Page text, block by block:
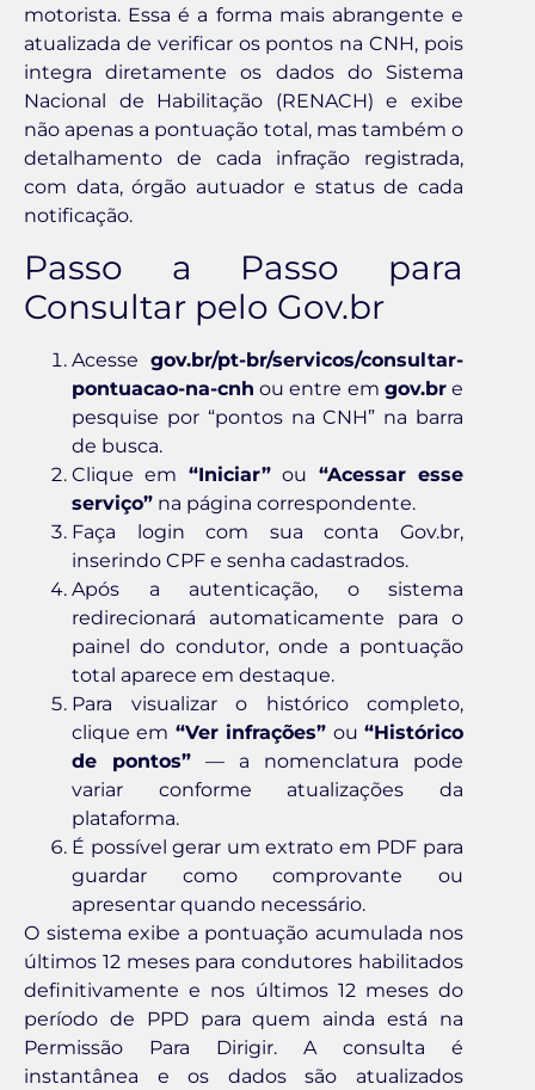
motorista. Essa é a forma mais abrangente e
atualizada de verificar os pontos na CNH, pois
integra diretamente os dados do Sistema
Nacional de Habilitação (RENACH) e exibe
não apenas a pontuação total, mas também o
detalhamento de cada infração registrada,
com data, órgão autuador e status de cada
notificação.
Passo a Passo para
Consultar pelo Gov.br
Acesse gov.br/pt-br/servicos/consultar-
pontuacao-na-cnh ou entre em gov.bre
pesquise por “pontos na CNH” na barra
de busca.
Clique em “Iniciar”ou “Acessar esse
serviço” na página correspondente.
Faça login com sua conta Gov.br,
inserindo CPF e senha cadastrados.
Após a autenticação, o sistema
redirecionará automaticamente para o
painel do condutor, onde a pontuação
total aparece em destaque.
Para visualizar o histórico completo,
clique em “Ver infrações” ou“Histórico
de pontos” — a nomenclatura pode
variar conforme atualizações da
plataforma.
É possível gerar um extrato em PDF para
guardar como comprovante ou
apresentar quando necessário.
O sistema exibe a pontuação acumulada nos
últimos 12 meses para condutores habilitados
definitivamente e nos últimos 12 meses do
período de PPD para quem ainda está na
Permissão Para Dirigir. A consulta é
instantânea e os dados são atualizados